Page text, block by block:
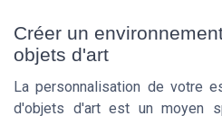
Créer un
objets d'art
La personnalisation de votre
d'objets d'art est un moyen